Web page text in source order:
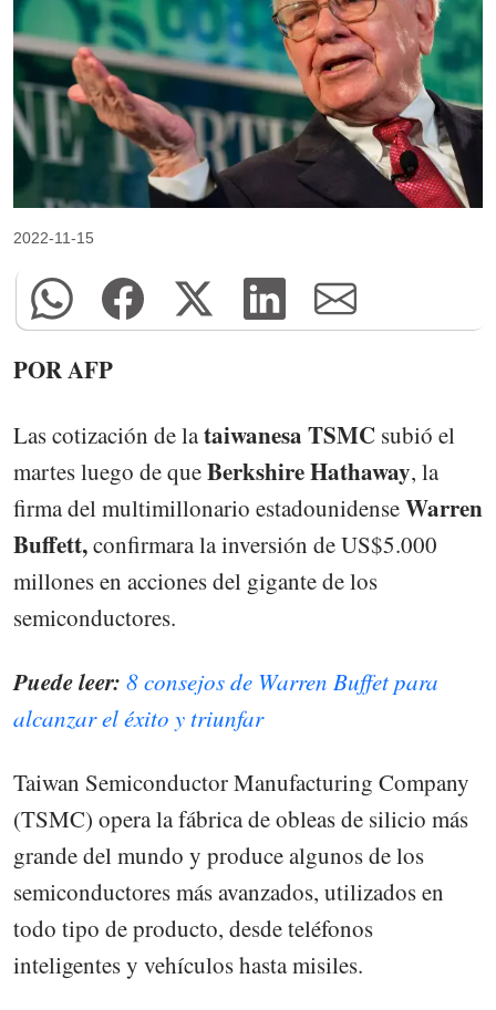
2022-11-15
POR AFP
Las cotización de lataiwanesa TSMC subió el
martes luego de queBerkshire Hathaway, la
firma del multimillonario estadounidenseWarren
Buffett,confirmara la inversión de US$5.000
millones en acciones del gigante de los
semiconductores.
Puede leer: 8 consejos de Warren Buffet para
alcanzar el éxito y triunfar
Taiwan Semiconductor Manufacturing Company
(TSMC) opera la fábrica de obleas de silicio más
grande del mundo y produce algunos de los
semiconductores más avanzados, utilizados en
todo tipo de producto, desde teléfonos
inteligentes y vehículos hasta misiles.